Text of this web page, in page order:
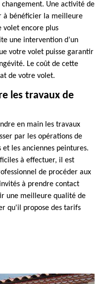
Une activité de
à bénéficier la meilleure
volet encore plus
une intervention d’un
votre volet puisse garantir
Le coût de cette
de votre volet.
les travaux de
en main les travaux
par les opérations de
les anciennes peintures.
à effectuer, il est
de procéder aux
à prendre contact
une meilleure qualité de
qu'il propose des tarifs